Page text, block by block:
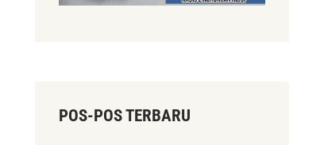
POS-POS TERBARU